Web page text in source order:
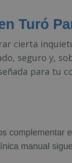
Turó
cierta
seguro y,
para tu
complementar
manual